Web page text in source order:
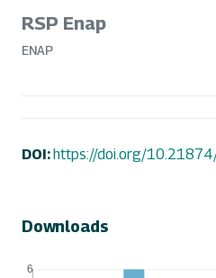
RSP Enap
ENAP
DOI:https://doi.org/
Downloads